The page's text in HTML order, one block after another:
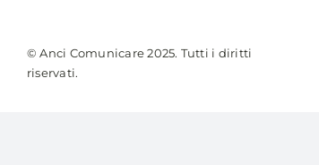
© Anci Comunicare 2025. Tutti i diritti
riservati.